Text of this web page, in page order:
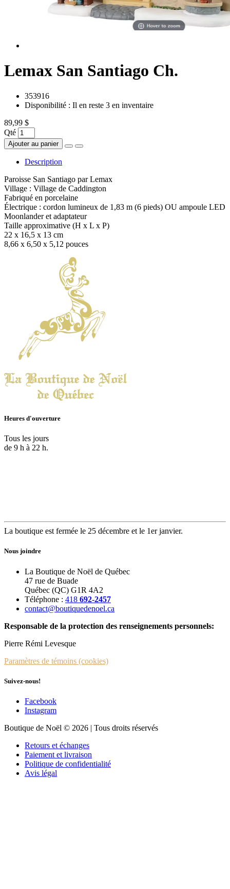
Lemax San Santiago Ch.
353916
Disponibilité : Il en reste 3 en inventaire
89,99 $
Qté
Ajouter au panier
Description
Paroisse San Santiago par Lemax
Village : Village de Caddington
Fabriqué en porcelaine
Électrique : cordon lumineux de 1,83 m (6 pieds) OU ampoule LED
Moonlander et adaptateur
Taille approximative (H x L x P)
22 x 16,5 x 13 cm
8,66 x 6,50 x 5,12 pouces
Heures d'ouverture
Tous les jours
de 9 h à 22 h.
La boutique est fermée le 25 décembre et le 1er janvier.
Nous joindre
La Boutique de Noël de Québec
47 rue de Buade
Québec (QC) G1R 4A2
Téléphone : 418 692-2457
contact@boutiquedenoel.ca
Responsable de la protection des renseignements personnels:
Pierre Rémi Levesque
Paramètres de témoins (cookies)
Suivez-nous!
Facebook
Instagram
Boutique de Noël © 2026 | Tous droits réservés
Retours et échanges
Paiement et livraison
Politique de confidentialité
Avis légal